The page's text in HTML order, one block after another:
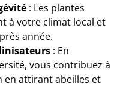
: Les plantes
à votre climat local et
année.
: En
vous contribuez à
en attirant abeilles et